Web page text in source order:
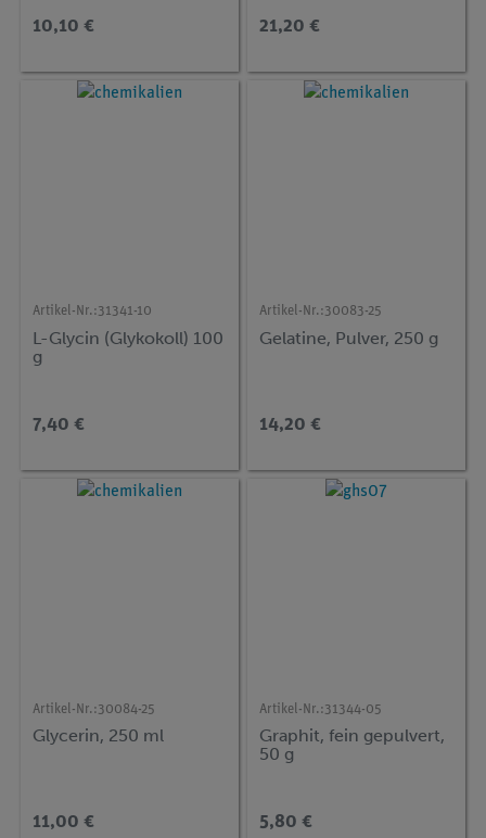
10,10 € 21,20 €
Artikel-Nr.:31341-10
L-Glycin (Glykokoll) 100
g
7,40 €
Artikel-Nr.:30083-25
Gelatine, Pulver, 250 g
14,20 €
Artikel-Nr.:30084-25
Glycerin, 250 ml
11,00 €
Artikel-Nr.:31344-05
Graphit, fein gepulvert,
50 g
5,80 €